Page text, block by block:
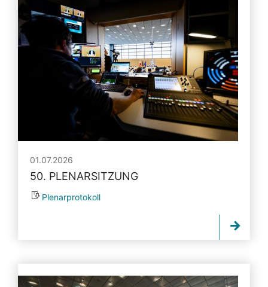
01.07.2026
50. PLENARSITZUNG
Plenarprotokoll